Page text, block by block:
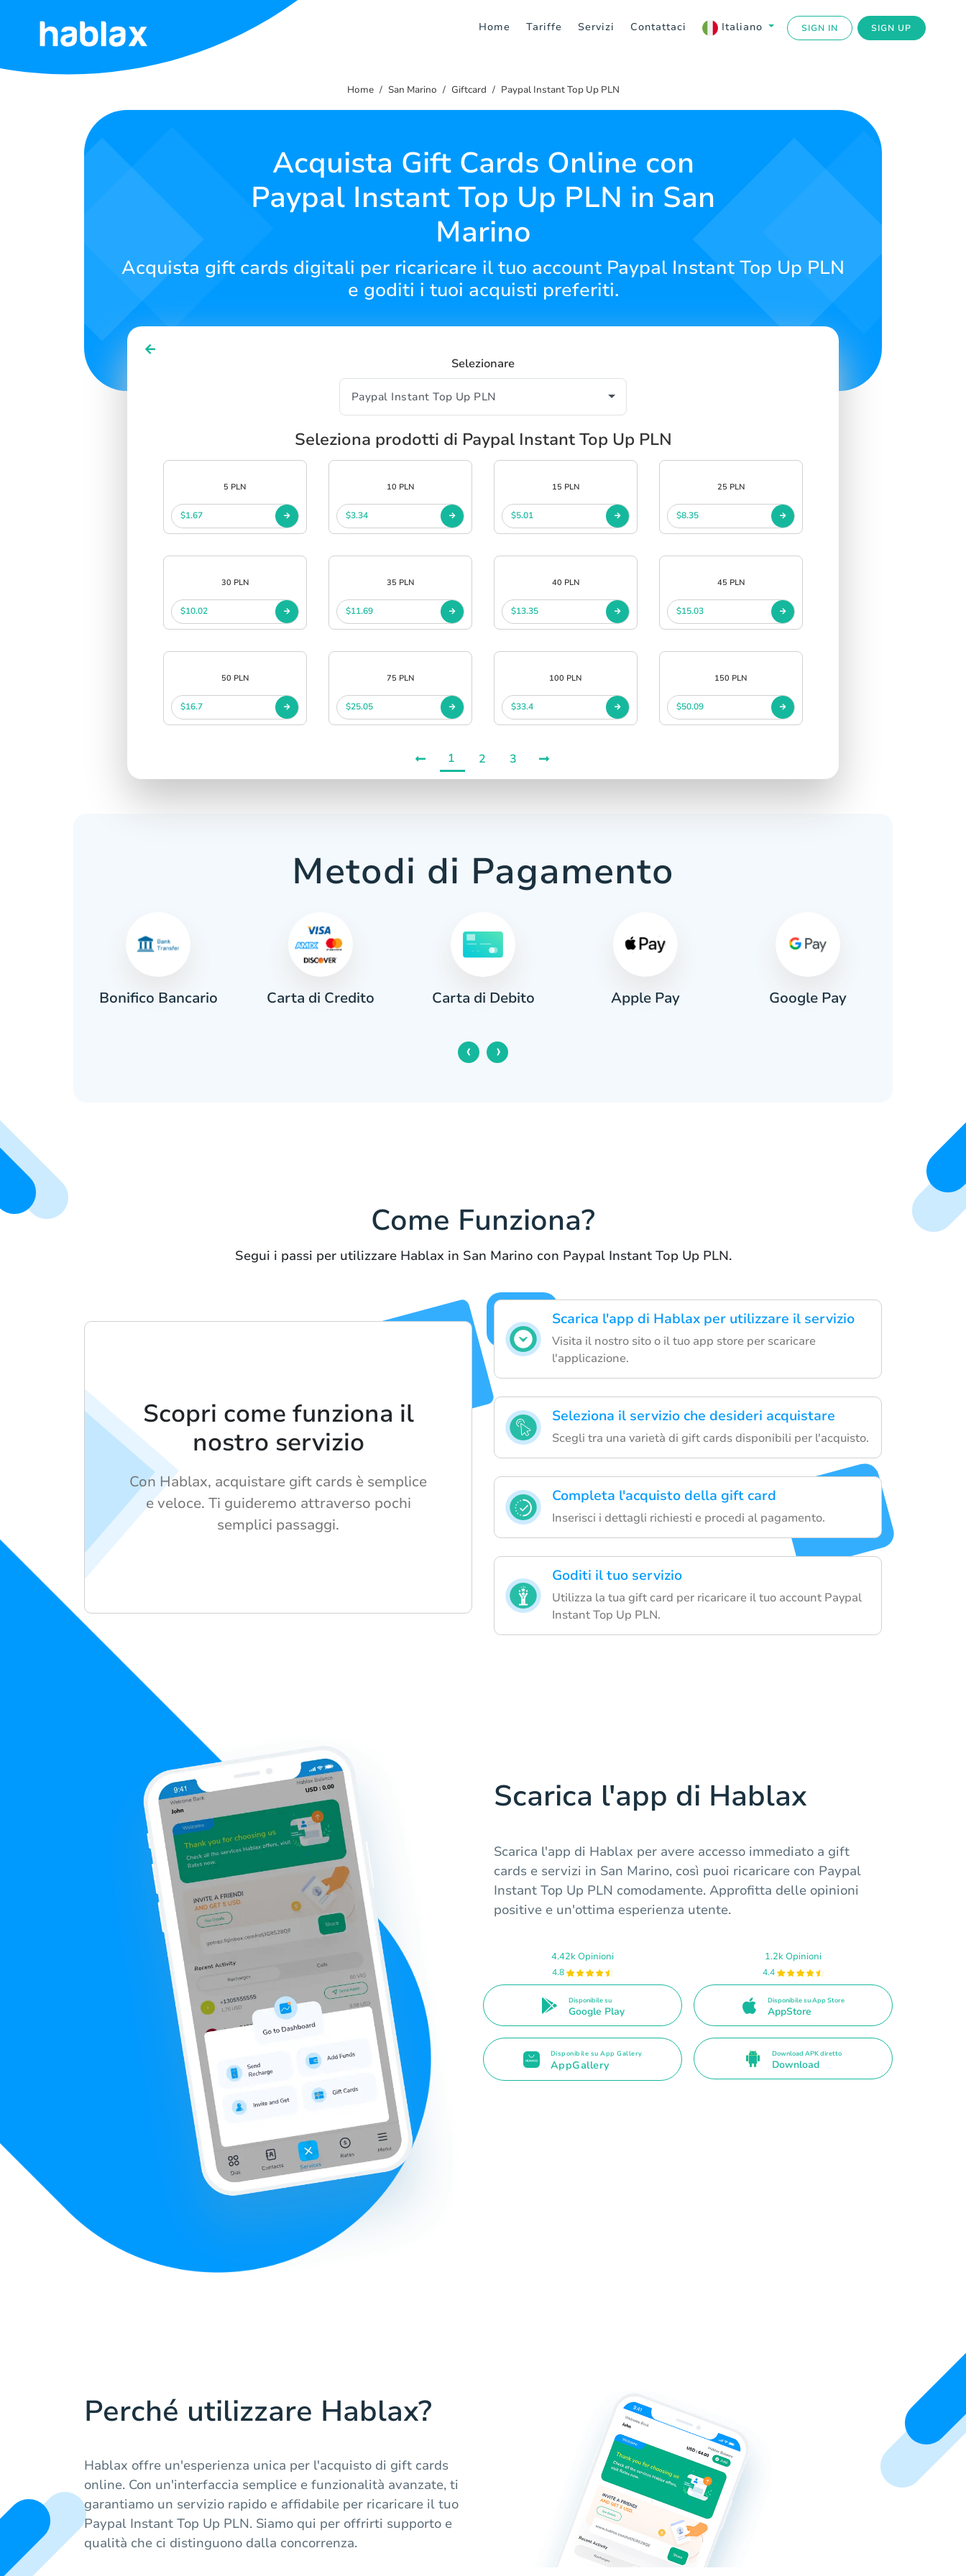
Home Tariffe Servizi Contattaci Italiano SIGN IN SIGN UP
Home
Home San Marino Giftcard Paypal Instant Top Up PLN
Acquista Gift Cards Online con
Paypal Instant Top Up PLN in San
Marino
Acquista gift cards digitali per ricaricare il tuo account Paypal Instant Top Up PLN
e goditi i tuoi acquisti preferiti.
Selezionare
Seleziona prodotti di Paypal Instant Top Up PLN
5 PLN
$1.67
10 PLN
$3.34
15 PLN
$5.01
25 PLN
$8.35
30 PLN
$10.02
35 PLN
$11.69
40 PLN
$13.35
45 PLN
$15.03
50 PLN
$16.7
75 PLN
$25.05
100 PLN
$33.4
150 PLN
$50.09
1 2 3
Metodi di Pagamento
Bonifico Bancario Carta di Credito Carta di Debito Apple Pay Google Pay
‹ ›
Come Funziona?
Segui i passi per utilizzare Hablax in San Marino con Paypal Instant Top Up PLN.
Scarica l'app di Hablax per utilizzare il servizio
Visita il nostro sito o il tuo app store per scaricare
l'applicazione.
Seleziona il servizio che desideri acquistare
Scegli tra una varietà di gift cards disponibili per l'acquisto.
Completa l'acquisto della gift card
Inserisci i dettagli richiesti e procedi al pagamento.
Goditi il tuo servizio
Utilizza la tua gift card per ricaricare il tuo account Paypal
Instant Top Up PLN.
Scopri come funziona il
nostro servizio
Con Hablax, acquistare gift cards è semplice
e veloce. Ti guideremo attraverso pochi
semplici passaggi.
Scarica l'app di Hablax
Scarica l'app di Hablax per avere accesso immediato a gift
cards e servizi in San Marino, così puoi ricaricare con Paypal
Instant Top Up PLN comodamente. Approfitta delle opinioni
positive e un'ottima esperienza utente.
4.42k Opinioni
4.8
Disponibile su
Google Play
1.2k Opinioni
4.4
Disponibile su App Store
AppStore
Disponibile su App Gallery
AppGallery
Download APK diretto
Download
Perché utilizzare Hablax?
Hablax offre un'esperienza unica per l'acquisto di gift cards
online. Con un'interfaccia semplice e funzionalità avanzate, ti
garantiamo un servizio rapido e affidabile per ricaricare il tuo
Paypal Instant Top Up PLN. Siamo qui per offrirti supporto e
qualità che ci distinguono dalla concorrenza.